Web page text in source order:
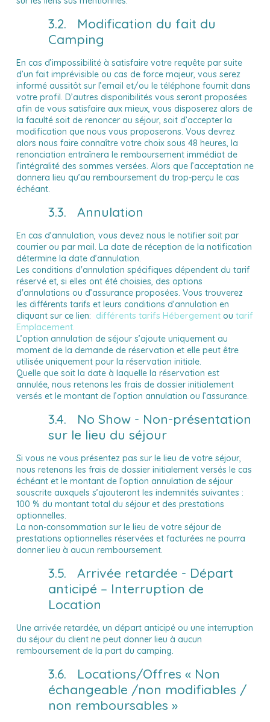
3.2. Modification du fait du
Camping
En cas d’impossibilité à satisfaire votre requête par suite
d’un fait imprévisible ou cas de force majeur, vous serez
informé aussitôt sur l’email et/ou le téléphone fournit dans
votre profil. D’autres disponibilités vous seront proposées
afin de vous satisfaire aux mieux, vous disposerez alors de
la faculté soit de renoncer au séjour, soit d’accepter la
modification que nous vous proposerons. Vous devrez
alors nous faire connaître votre choix sous 48 heures, la
renonciation entraînera le remboursement immédiat de
l’intégralité des sommes versées. Alors que l’acceptation ne
donnera lieu qu’au remboursement du trop-perçu le cas
échéant.
3.3. Annulation
En cas d’annulation, vous devez nous le notifier soit par
courrier ou par mail. La date de réception de la notification
détermine la date d’annulation.
Les conditions d'annulation spécifiques dépendent du tarif
réservé et, si elles ont été choisies, des options
d'annulations ou d’assurance proposées. Vous trouverez
les différents tarifs et leurs conditions d'annulation en
cliquant sur ce lien: différents tarifs Hébergementou tarif
Emplacement.
L’option annulation de séjour s’ajoute uniquement au
moment de la demande de réservation et elle peut être
utilisée uniquement pour la réservation initiale.
Quelle que soit la date à laquelle la réservation est
annulée, nous retenons les frais de dossier initialement
versés et le montant de l’option annulation ou l’assurance.
3.4. No Show - Non-présentation
sur le lieu du séjour
Si vous ne vous présentez pas sur le lieu de votre séjour,
nous retenons les frais de dossier initialement versés le cas
échéant et le montant de l’option annulation de séjour
souscrite auxquels s’ajouteront les indemnités suivantes :
100 % du montant total du séjour et des prestations
optionnelles.
La non-consommation sur le lieu de votre séjour de
prestations optionnelles réservées et facturées ne pourra
donner lieu à aucun remboursement.
3.5. Arrivée retardée - Départ
anticipé – Interruption de
Location
Une arrivée retardée, un départ anticipé ou une interruption
du séjour du client ne peut donner lieu à aucun
remboursement de la part du camping.
3.6. Locations/Offres « Non
échangeable /non modifiables /
non remboursables »